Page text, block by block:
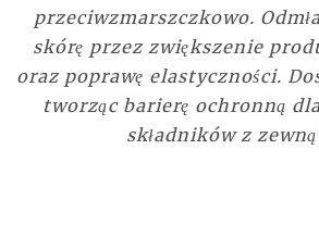
przeciwzmarszczkowo.
skórę przez zwiększenie
oraz poprawę elastyczności.
tworząc barierę ochronną
składników z